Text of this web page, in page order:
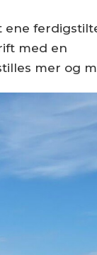
ene
med en
mer og